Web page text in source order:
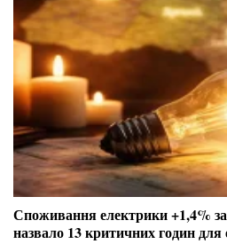
Споживання електрики +1,4%
назвало 13 критичних годин для